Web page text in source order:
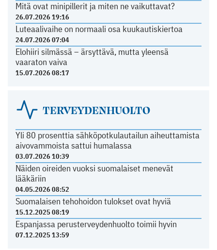
Mitä ovat minipillerit ja miten ne vaikuttavat?
26.07.2026 19:16
Luteaalivaihe on normaali osa kuukautiskiertoa
24.07.2026 07:04
Elohiiri silmässä – ärsyttävä, mutta yleensä
vaaraton vaiva
15.07.2026 08:17
TERVEYDENHUOLTO
Yli 80 prosenttia sähköpotkulautailun aiheuttamista
aivovammoista sattui humalassa
03.07.2026 10:39
Näiden oireiden vuoksi suomalaiset menevät
lääkäriin
04.05.2026 08:52
Suomalaisen tehohoidon tulokset ovat hyviä
15.12.2025 08:19
Espanjassa perusterveydenhuolto toimii hyvin
07.12.2025 13:59